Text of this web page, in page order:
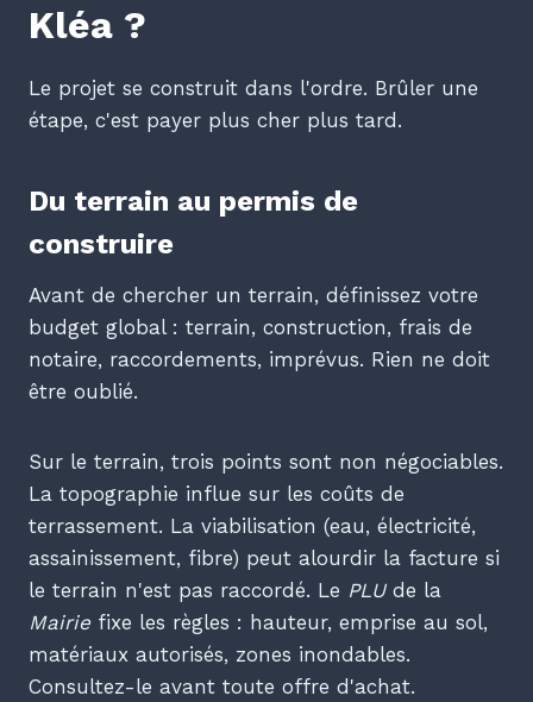
Kléa ?
Le projet se construit dans l'ordre. Brûler une
étape, c'est payer plus cher plus tard.
Du terrain au permis de
construire
Avant de chercher un terrain, définissez votre
budget global : terrain, construction, frais de
notaire, raccordements, imprévus. Rien ne doit
être oublié.
Sur le terrain, trois points sont non négociables.
La topographie influe sur les coûts de
terrassement. La viabilisation (eau, électricité,
assainissement, fibre) peut alourdir la facture si
le terrain n'est pas raccordé. Le PLUde la
Mairie fixe les règles : hauteur, emprise au sol,
matériaux autorisés, zones inondables.
Consultez-le avant toute offre d'achat.